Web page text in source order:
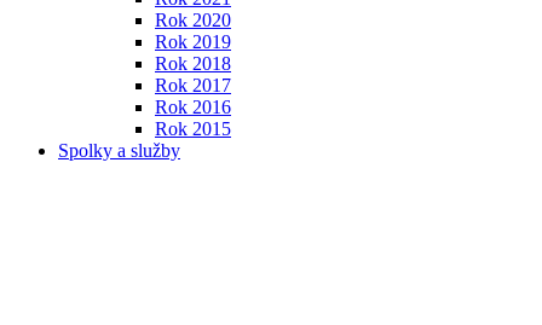
Rok 2020
Rok 2019
Rok 2018
Rok 2017
Rok 2016
Rok 2015
Spolky a služby